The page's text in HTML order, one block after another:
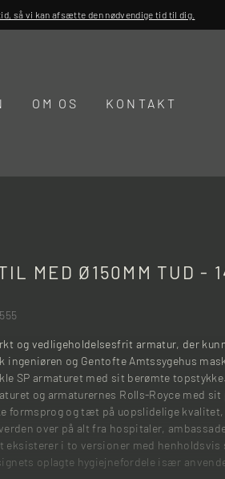
så vi kan afsætte den nødvendige tid til dig.
OM OS KONTAKT
MED Ø150MM TUD -
og vedligeholdelsesfrit armatur, der
ingeniøren og Gentofte Amtssygehus
SP armaturet med sit berømte
og armaturernes Rolls-Royce med sit
formsprog og tæt på uopslidelige kvalitet,
over på alt fra hospitaler,
eksisterer i to versioner med henholdsvis
oplagte hygiejnefordele især